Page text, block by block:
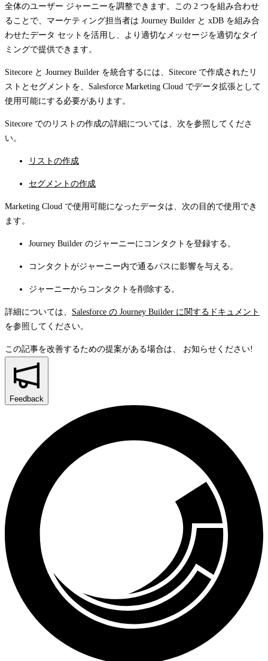
全体のユーザー ジャーニーを調整できます。この 2 つを組み合わせ
ることで、マーケティング担当者は Journey Builder と xDB を組み合
わせたデータ セットを活用し、より適切なメッセージを適切なタイ
ミングで提供できます。
Sitecore と Journey Builder を統合するには、Sitecore で作成されたリ
ストとセグメントを、Salesforce Marketing Cloud でデータ拡張として
使用可能にする必要があります。
Sitecore でのリストの作成の詳細については、次を参照してくださ
い。
リストの作成
セグメントの作成
Marketing Cloud で使用可能になったデータは、次の目的で使用でき
ます。
Journey Builder のジャーニーにコンタクトを登録する。
コンタクトがジャーニー内で通るパスに影響を与える。
ジャーニーからコンタクトを削除する。
詳細については、 Salesforce の Journey Builder に関するドキュメント
を参照してください。
この記事を改善するための提案がある場合は、 お知らせください!
Feedback